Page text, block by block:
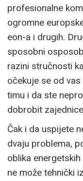
profesionalne
ogromne
eon-a i drugih.
sposobni
razini stručnosti
očekuje se od
timu i da ste
dobrobit
Čak i da uspijete
dvaju problema,
oblika
ne može tehnički